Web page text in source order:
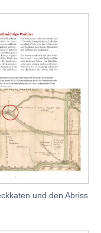
und den Abriss